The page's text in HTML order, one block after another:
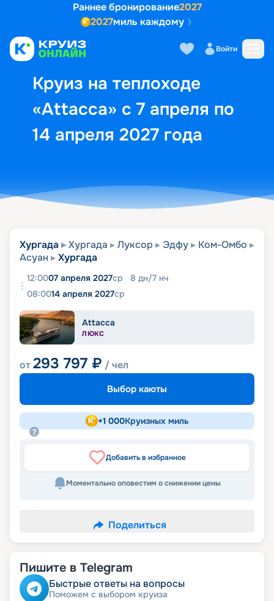
Раннее бронирование2027
2027миль каждому
Войти
Круиз на теплоходе
«Attacca» с 7 апреля по
14 апреля 2027 года
Выбор кают Маршрут и
Хургада Хургада Луксор Эдфу
Ком-Омбо
Асуан
Хургада
12:0007 апреля 2027ср 8 дн/7 нч
08:0014 апреля 2027ср
Attacca
ЛЮКС
от293 797 ₽ / чел
Выбор каюты
+1 000Круизных миль
Добавить в избранное
Моментально оповестим о снижении цены
Поделиться
Пишите в Telegram
Быстрые ответы на вопросы
Поможем с выбором круиза